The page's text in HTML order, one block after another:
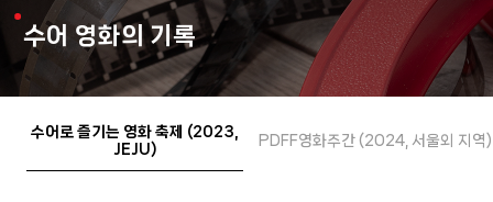
수어 영화의 기록
수어로 즐기는 영화 축제 (2023,
JEJU)
PDFF영화주간 (2024, 서울외 지역)